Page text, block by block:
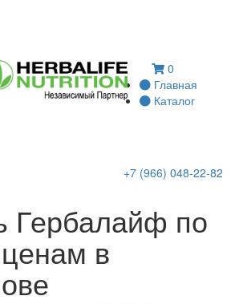
0
Главная
Каталог
+7 (966) 048-22-82
Гербалайф по
в